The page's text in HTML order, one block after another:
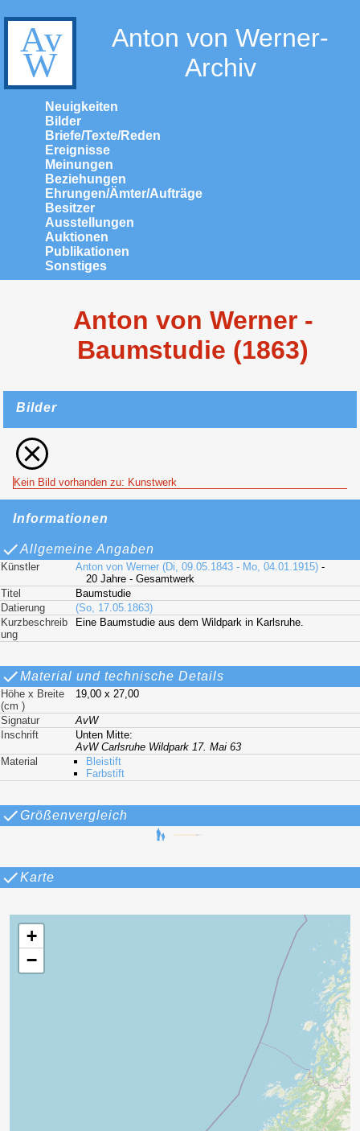
Anton von Werner-
Archiv
Neuigkeiten
Bilder
Briefe/Texte/Reden
Ereignisse
Meinungen
Beziehungen
Ehrungen/Ämter/Aufträge
Besitzer
Ausstellungen
Auktionen
Publikationen
Sonstiges
Anton von Werner -
Baumstudie (1863)
Bilder
Kein Bild vorhanden zu: Kunstwerk
Informationen
Allgemeine Angaben
Künstler Anton von Werner (Di, 09.05.1843 - Mo, 04.01.1915) -
20 Jahre - Gesamtwerk
Titel
Baumstudie
Datierung
(So, 17.05.1863)
Kurzbeschreib
ung
Eine Baumstudie aus dem Wildpark in Karlsruhe.
Material und technische Details
Höhe x Breite
(cm )
19,00 x 27,00
Signatur
AvW
Inschrift
Unten Mitte:
AvW Carlsruhe Wildpark 17. Mai 63
Material
Bleistift
Farbstift
Größenvergleich
Karte
+
−